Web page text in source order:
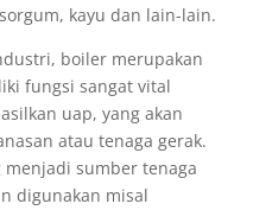
kayu dan lain-lain.
boiler merupakan
fungsi sangat vital
uap, yang akan
atau tenaga gerak.
sumber tenaga
digunakan misal